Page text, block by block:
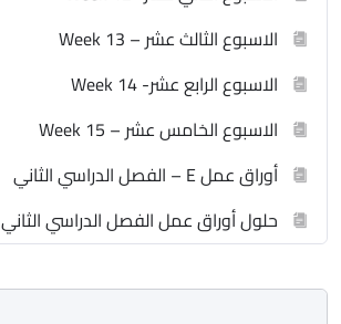
الاسبوع الثالث عشر – Week 13
الاسبوع الرابع عشر- Week 14
الاسبوع الخامس عشر – Week 15
أوراق عمل E – الفصل الدراسي الثاني
حلول أوراق عمل الفصل الدراسي الثاني